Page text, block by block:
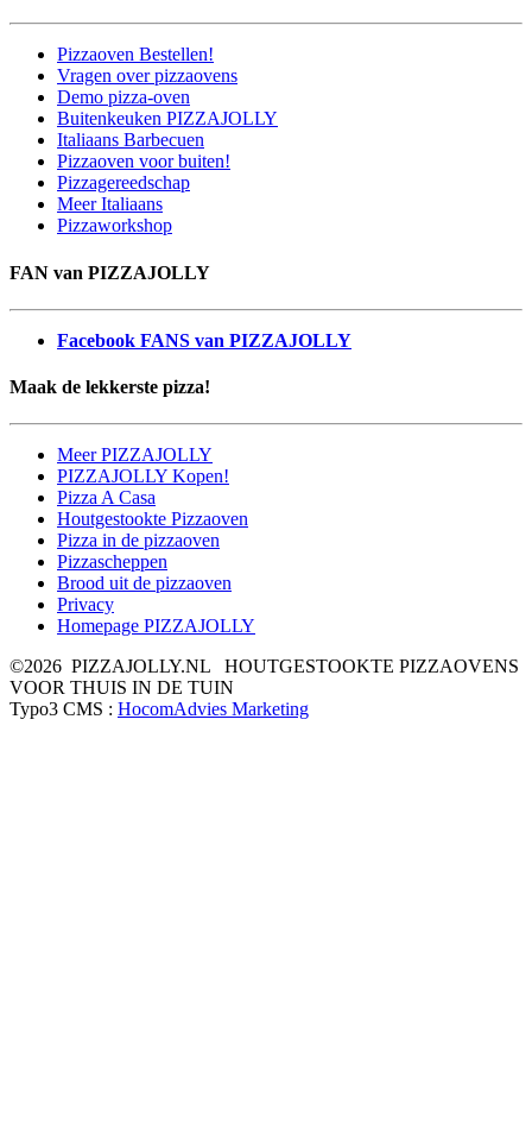
Pizzaoven Bestellen!
Vragen over pizzaovens
Demo pizza-oven
Buitenkeuken PIZZAJOLLY
Italiaans Barbecuen
Pizzaoven voor buiten!
Pizzagereedschap
Meer Italiaans
Pizzaworkshop
FAN van PIZZAJOLLY
Facebook FANS van PIZZAJOLLY
Maak de lekkerste pizza!
Meer PIZZAJOLLY
PIZZAJOLLY Kopen!
Pizza A Casa
Houtgestookte Pizzaoven
Pizza in de pizzaoven
Pizzascheppen
Brood uit de pizzaoven
Privacy
Homepage PIZZAJOLLY
©2026 PIZZAJOLLY.NL HOUTGESTOOKTE PIZZAOVENS
VOOR THUIS IN DE TUIN
Typo3 CMS : HocomAdvies Marketing